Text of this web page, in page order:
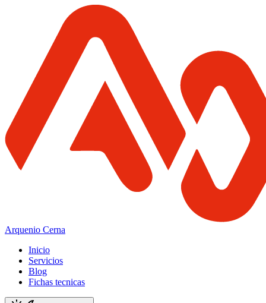
Arquenio Cerna
Inicio
Servicios
Blog
Fichas tecnicas